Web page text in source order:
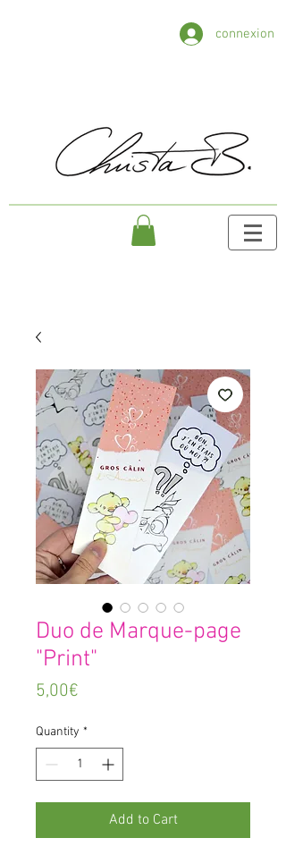
connexion
Duo de Marque-page
"Print"
5,00€
Quantity *
Add to Cart